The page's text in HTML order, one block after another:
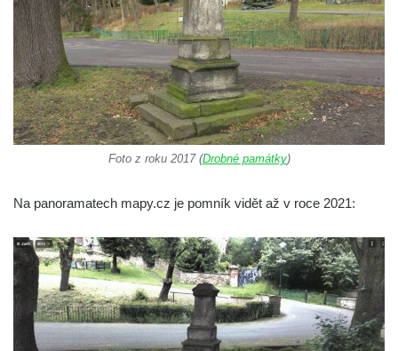
Socha Lišky v ZOO Hluboká
Socha Kudlanka v ZOO Hluboká
Socha Vlčice s mládětem v ZOO Hluboká
Socha Rys číhající na srnu v ZOO Hluboká
Socha Orlice v ZOO Hluboká
Socha Tygr v ZOO Hluboká
Socha Kozorožec horský v ZOO Hluboká
Socha Housenka v ZOO Hluboká
Socha Nosorožík v ZOO Hluboká
Socha Rosomák v ZOO Hluboká
Socha Beruška v ZOO Hluboká
Foto z roku 2017 (Drobné památky)
Na panoramatech mapy.cz je pomník vidět až v roce 2021: